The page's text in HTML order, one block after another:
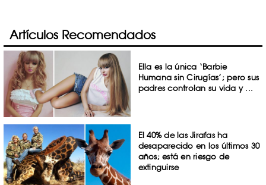
Artículos Recomendados
Ella es la única ‘Barbie
Humana sin Cirugías’; pero sus
padres controlan su vida y ...
El 40% de las Jirafas ha
desaparecido en los últimos 30
años; está en riesgo de
extinguirse